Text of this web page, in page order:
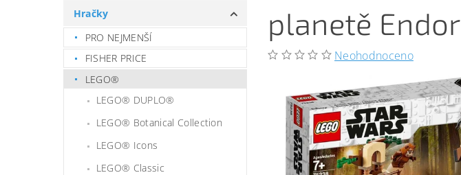
Hračky
PRO NEJMENŠÍ
FISHER PRICE
LEGO®
LEGO® DUPLO®
LEGO® Botanical Collection
LEGO® Icons
LEGO® Classic
planetě Endor
Neohodnoceno